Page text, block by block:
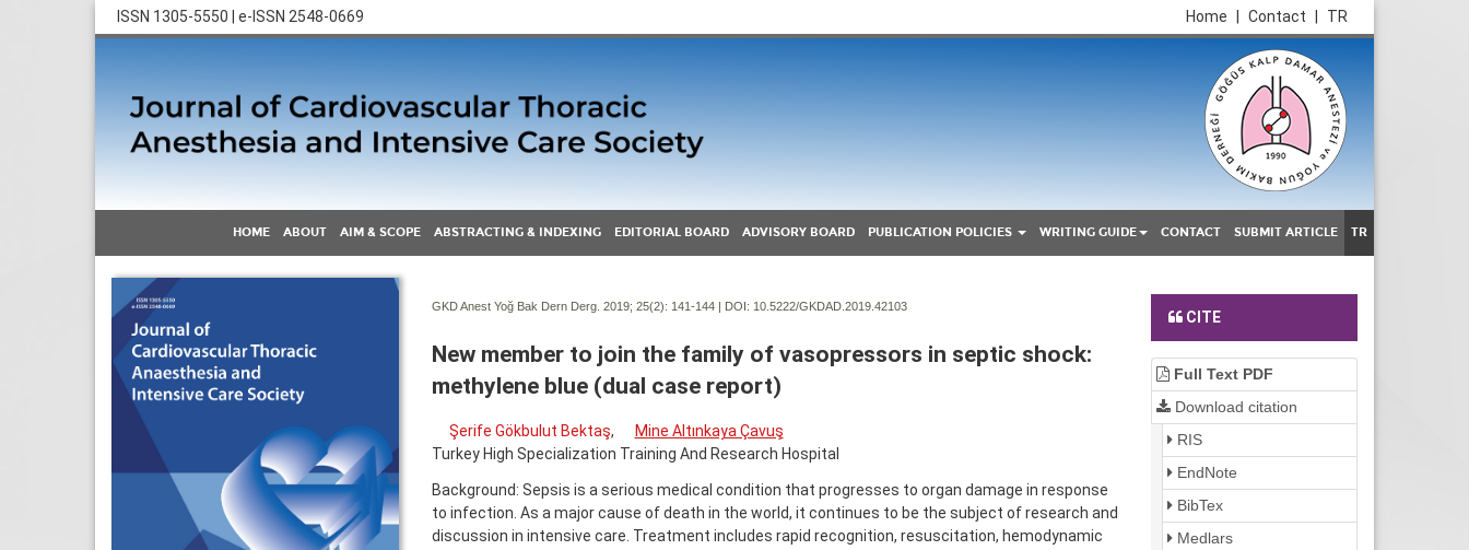
ISSN 1305-5550 | e-ISSN 2548-0669 TR
Contact
Home
HOME ABOUT AIM & SCOPE ABSTRACTING & INDEXING EDITORIAL BOARD ADVISORY BOARD PUBLICATION POLICIES WRITING GUIDE CONTACT SUBMIT ARTICLE TR
GKD Anest Yoğ Bak Dern Derg. 2019; 25(2): 141-144 | DOI: 10.5222/GKDAD.2019.42103
New member to join the family of vasopressors in septic shock:
methylene blue (dual case report)
Şerife Gökbulut Bektaş,
Mine Altınkaya Çavuş
Turkey High Specialization Training And Research Hospital
Background: Sepsis is a serious medical condition that progresses to organ damage in response
to infection. As a major cause of death in the world, it continues to be the subject of research and
discussion in intensive care. Treatment includes rapid recognition, resuscitation, hemodynamic
CITE
Full Text PDF
Download citation
RIS
EndNote
BibTex
Medlars